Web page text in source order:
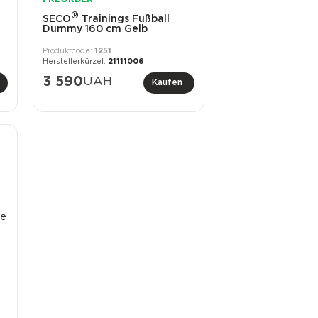
SECO® Trainings Fußball
Dummy 160 cm Gelb
1251
21111006
3 590UAH Kaufen